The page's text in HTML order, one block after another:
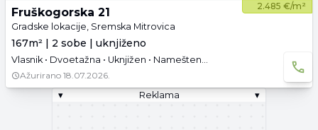
2.485 €/m²
Fruškogorska 21
Gradske lokacije, Sremska Mitrovica
167m² | 2 sobe | uknjiženo
Vlasnik • Dvoetažna • Uknjižen • Namešteno • Tavan • Parking
Ažurirano 18.07.2026.
▾
Reklama ▾